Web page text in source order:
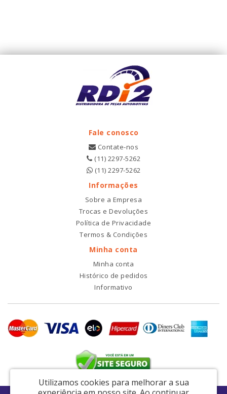
Fale conosco
Contate-nos
(11) 2297-5262
(11) 2297-5262
Informações
Sobre a Empresa
Trocas e Devoluções
Política de Privacidade
Termos & Condições
Minha conta
Minha conta
Histórico de pedidos
Informativo
Utilizamos cookies para melhorar a sua